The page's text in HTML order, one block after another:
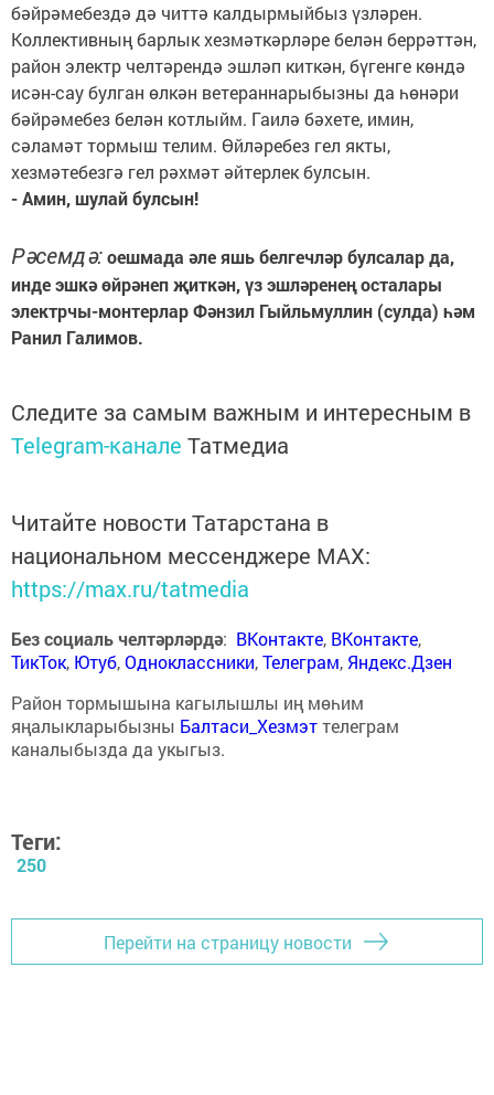
бәйрәмебездә дә читтә калдырмыйбыз үзләрен.
Коллективның барлык хезмәткәрләре белән беррәттән,
район электр челтәрендә эшләп киткән, бүгенге көндә
исән-сау булган өлкән ветераннарыбызны да һөнәри
бәйрәмебез белән котлыйм. Гаилә бәхете, имин,
сәламәт тормыш телим. Өйләребез гел якты,
хезмәтебезгә гел рәхмәт әйтерлек булсын.
- Амин, шулай булсын!
Рәсемдә:оешмада әле яшь белгечләр булсалар да,
инде эшкә өйрәнеп җиткән, үз эшләренең осталары
электрчы-монтерлар Фәнзил Гыйльмуллин (сулда) һәм
Ранил Галимов.
Следите за самым важным и интересным в
Telegram-канале Татмедиа
Читайте новости Татарстана в
национальном мессенджере MАХ:
https://max.ru/tatmedia
Без социаль челтәрләрдә: ВКонтакте, ВКонтакте,
ТикТок, Ютуб,Одноклассники,Телеграм, Яндекс.Дзен
Район тормышына кагылышлы иң мөһим
яңалыкларыбызны Балтаси_Хезмэттелеграм
каналыбызда да укыгыз.
Теги:
250
Перейти на страницу новости